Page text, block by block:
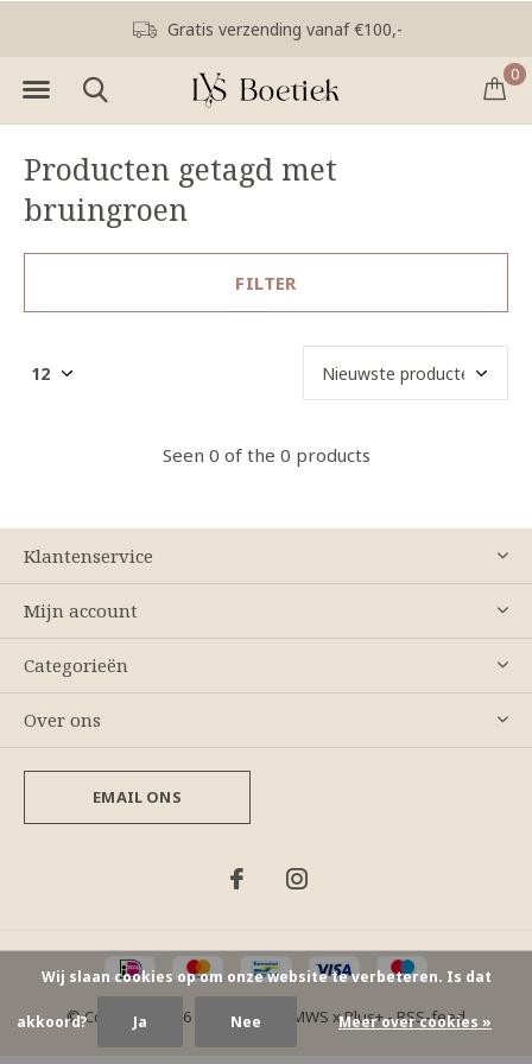
0
Gratis verzending vanaf €100,-
Producten getagd met
bruingroen
FILTER
Seen 0 of the 0 products
Klantenservice
Mijn account
Categorieën
Over ons
EMAIL ONS
© Copyright 2026 - Theme By DMWS xPlus+-RSS-feed
Wij slaan cookies op om onze website te verbeteren. Is dat
akkoord? Ja Nee Meer over cookies »